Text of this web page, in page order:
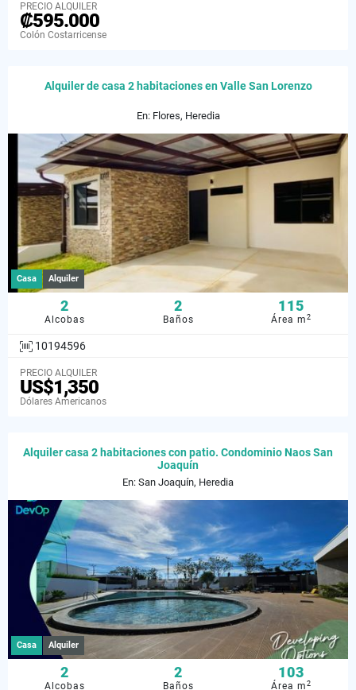
PRECIO ALQUILER
₡595.000
Colón Costarricense
Alquiler de casa 2 habitaciones en Valle San Lorenzo
En: Flores, Heredia
Casa Alquiler
2
Alcobas
2
Baños
115
Área m2
10194596
PRECIO ALQUILER
US$1,350
Dólares Americanos
Alquiler casa 2 habitaciones con patio. Condominio Naos San
Joaquín
En: San Joaquín, Heredia
Casa Alquiler
2
Alcobas
2
Baños
103
Área m2